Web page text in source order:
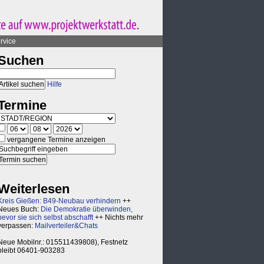
Hilfe
vergangene Termine anzeigen
Gießen: B49-Neubau verhindern ++
Buch: Die Demokratie überwinden,
sie sich selbst abschafft++ Nichts mehr
Mailverteiler&Chats
Mobilnr.: 015511439808), Festnetz
06401-903283